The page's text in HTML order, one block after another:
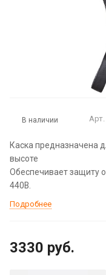
В наличии Арт.
Каска предназначена
высоте
Обеспечивает защиту
440В.
Подробнее
3330 руб.